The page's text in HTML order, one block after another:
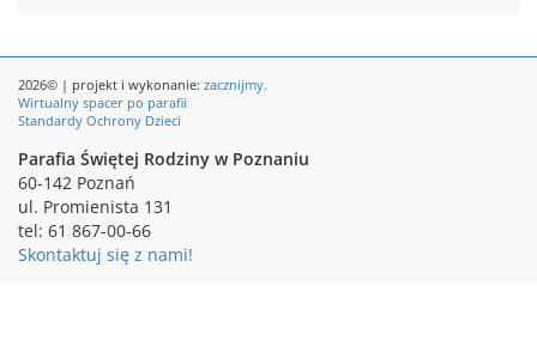
2026© | projekt i wykonanie: zacznijmy.
Wirtualny spacer po parafii
Standardy Ochrony Dzieci
Parafia Świętej Rodziny w Poznaniu
60-142 Poznań
ul. Promienista 131
tel: 61 867-00-66
Skontaktuj się z nami!